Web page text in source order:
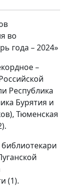
во
года – 2024»
–
Республика
Бурятия и
Тюменская
(1).